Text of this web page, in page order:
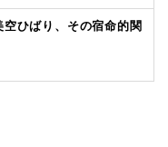
ひばり、その宿命的関